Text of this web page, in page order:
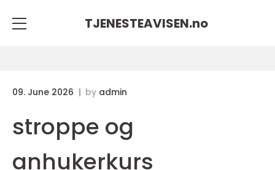
TJENESTEAVISEN.no
09. June 2026 by admin
stroppe og
anhukerkurs